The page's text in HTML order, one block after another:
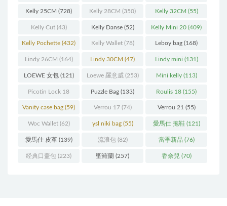
Kelly 25CM (728) Kelly 28CM (350) Kelly 32CM (55)
Kelly Cut(43) Kelly Danse(52) Kelly Mini 20 (409)
Kelly Pochette (432) Kelly Wallet(78) Leboy bag (168)
Lindy 26CM (164) Lindy 30CM (47) Lindy mini (131)
LOEWE 女包(121) Loewe 羅意威(253) Mini kelly(113)
Picotin Lock 18
(202)
Puzzle Bag (133) Roulis 18 (155)
Vanity case bag (59) Verrou 17(74) Verrou 21 (55)
Woc Wallet(62) ysl niki bag(55) 愛馬仕 拖鞋(121)
愛馬仕 皮革(139) 流浪包(82) 當季新品 (76)
经典口盖包 (223) 聖羅蘭 (257) 香奈兒 (70)